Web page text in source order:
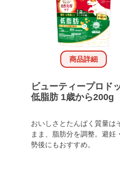
商品詳細
ビューティープロド
低脂肪 1歳から200g
おいしさとたんぱく質量は
まま、脂肪分を調整。避妊
勢後にもおすすめ。